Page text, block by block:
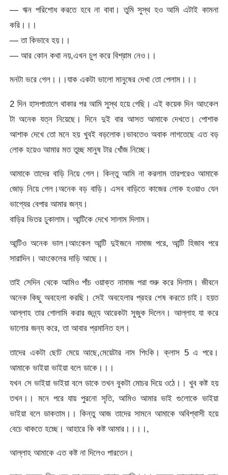
— ঋন পরিশোধ করতে হবে না বাবা। তুমি সুস্থ হও আমি এটাই কামনা
করি।।।
— তা কিভাবে হয়।।
— আর কোন কথা নয়,এখন চুপ করে বিশ্রাম নেও।।
মনটা ভরে গেল।।।যাক একটা ভালো মানুষের দেখা তো পেলাম।।।
2 দিন হাসপাতালে থাকার পর আমি সুস্থ হয়ে গেছি। এই কয়েক দিন আংকেল
টা অনেক যত্ন নিয়েছে। দিনে দুই বার আসত আমাকে দেখতে। পোশাক
আশাক দেখে তো মনে হয় খুবই বড়লোক।ভাবতেও অবাক লাগতেছে এত বড়
লোক হয়েও আমার মত তুচ্ছ মানুষ টার খোঁজ নিচ্ছে।
আমাকে তাদের বাড়ি নিয়ে গেল। কিন্তু আমি না করলাম তারপরেও আমাকে
জোড় নিয়ে গেল।অনেক বড় বাড়ি। এসব বাড়িতে কাজের লোক হওয়াও যেন
ভাগ্যের বেপার আমার জন্য।
বাড়ির ভিতর ঢুকালাম। আন্টিকে দেখে সালাম দিলাম।
আন্টিও অনেক ভাল।আংকেল আন্টি দুইজনে নামাজ পরে, আন্টি হিজাব পরে
সারাদিন। আংকেলের দাড়ি আছে।।
তাই সেদিন থেকে আমিও পাঁচ ওয়াক্ত নামাজ পরা শুরু করে দিলাম। জীবনে
অনেক কিছু অবহেলা করছি। সেই অবহেলার প্রহর শেষ করতে চাই। হয়ত
আল্লাহ তার গোলামি করার জন্ন্য আরেকটা সুজুক দিলেন। আল্লাহ যা করে
ভালোর জন্য করে, তা আবার প্রমানিত হল।
তাদের একটা ছোট মেয়ে আছে,মেয়েটার নাম পিংকি। ক্লাস 5 এ পরে।
আমাকে ভাইয়া ভাইয়া বলে ডাকে।।।
যখন সে ভাইয়া ভাইয়া বলে ডাকে তখন বুকটা মোচর দিয়ে ওঠে।। খুব কষ্ট হয়
তখন।। মনে পরে যায় পুরনো সৃতি, আমিও আমার ভাই গুলোকে ভাইয়া
ভাইয়া বলে ডাকতাম।। কিন্তু আজ তাদের সামনে আমাকে অবিশ্বাসী হয়ে
বেচে থাকতে হচ্ছে। আহারে কি কষ্ট আমার।।।।,
আল্লাহ আমাকে এত কষ্ট না দিলেও পারতেন।